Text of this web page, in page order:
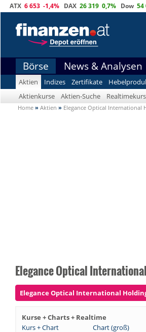
ATX 6 653 -1,4% DAX 26 319 0,7% Dow 54
Börse News & Analysen
Aktien Indizes Zertifikate
Aktienkurse
Aktien-Suche
Home » Aktien » Elegance Optical International
Elegance Optical
Elegance Optical International
Kurse + Charts + Realtime
Kurs + Chart
Chart (groß)